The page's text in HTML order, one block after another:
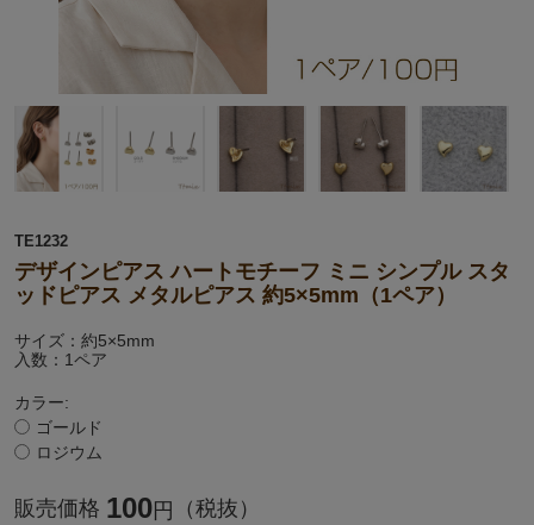
TE1232
デザインピアス ハートモチーフ ミニ シンプル スタ
ッドピアス メタルピアス 約5×5mm（1ペア）
サイズ：約5×5mm
入数：1ペア
カラー:
ゴールド
ロジウム
販売価格 100円 （税抜）